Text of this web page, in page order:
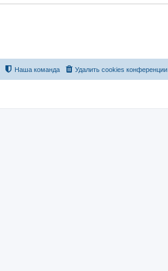
Удалить cookies конференции
Наша команда